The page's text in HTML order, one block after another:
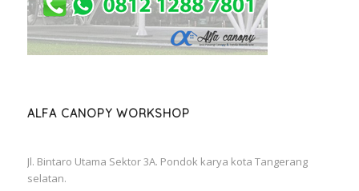
ALFA CANOPY WORKSHOP
Jl. Bintaro Utama Sektor 3A. Pondok karya kota Tangerang
selatan.